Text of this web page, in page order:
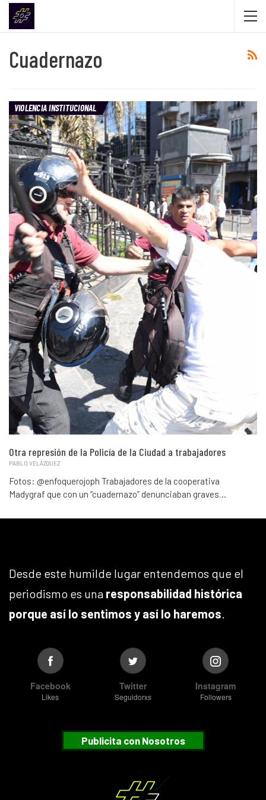
Cuadernazo
VIOLENCIA INSTITUCIONAL
Otra represión de la Policía de la Ciudad a trabajadores
PABLO VELÁZQUEZ
Fotos: @enfoquerojoph Trabajadores de la cooperativa
Madygraf que con un “cuadernazo” denunciaban graves…
Desde este humilde lugar entendemos que el
periodismo es una responsabilidad histórica
porque así lo sentimos y así lo haremos.
Facebook
Likes
Twitter
Seguidorxs
Instagram
Followers
Publicita con Nosotros